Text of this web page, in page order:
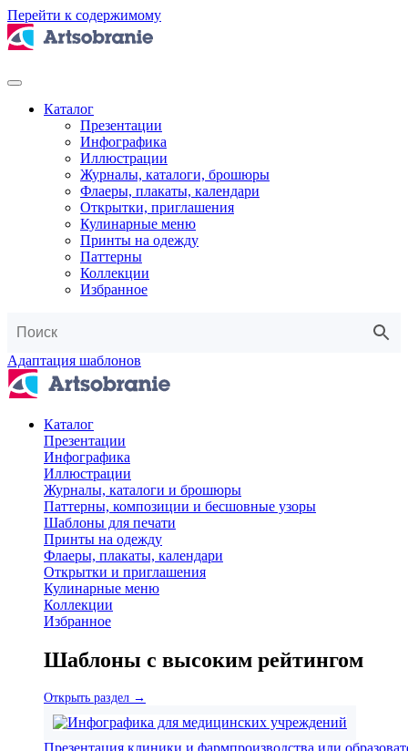
Перейти к содержимому
Каталог
Презентации
Инфографика
Иллюстрации
Журналы, каталоги, брошюры
Флаеры, плакаты, календари
Открытки, приглашения
Кулинарные меню
Принты на одежду
Паттерны
Коллекции
Избранное
Адаптация шаблонов
Каталог
Презентации
Инфографика
Иллюстрации
Журналы, каталоги и брошюры
Паттерны, композиции и бесшовные узоры
Шаблоны для печати
Принты на одежду
Флаеры, плакаты, календари
Открытки и приглашения
Кулинарные меню
Коллекции
Избранное
Шаблоны с высоким рейтингом
Открыть раздел →
Презентация клиники и фармпроизводства или